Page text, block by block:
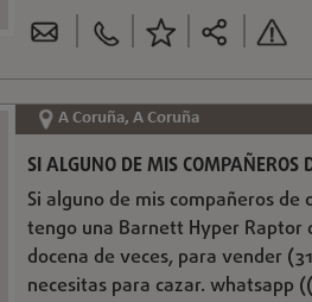
A Coruña, A Coruña
SI ALGUNO DE MIS COMPAÑEROS
Si alguno de mis compañeros
tengo una Barnett Hyper Raptor
docena de veces, para vender
necesitas para cazar. whatsapp